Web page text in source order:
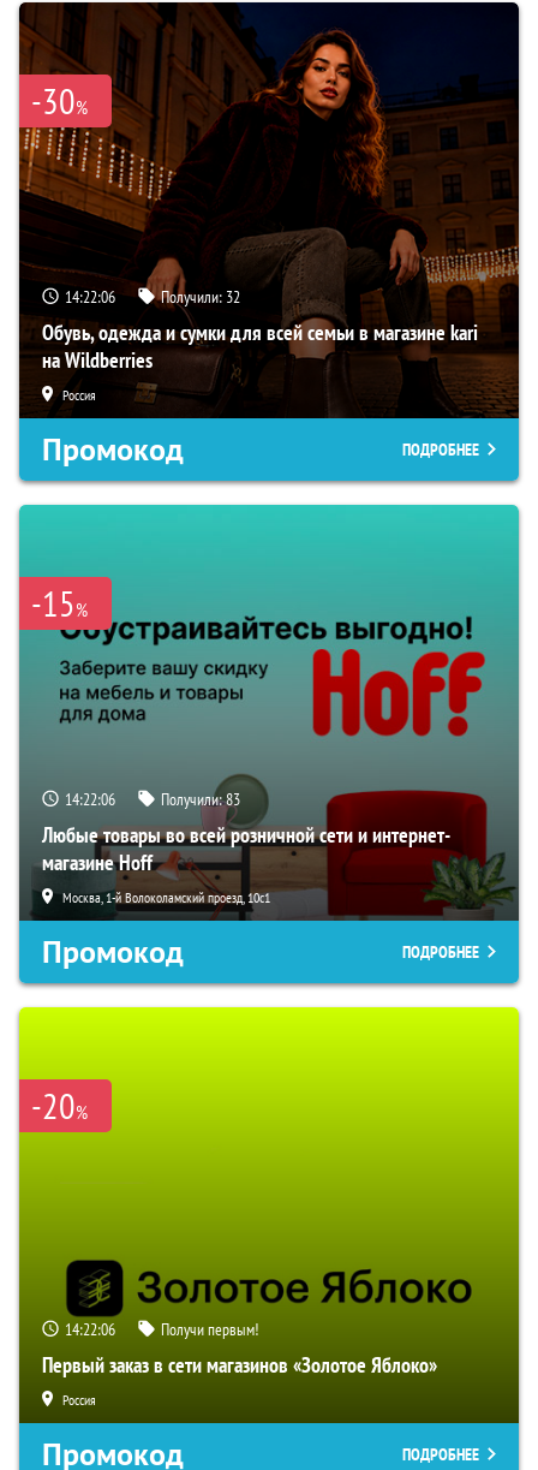
-30%
14:22:05 Получили: 32
Обувь, одежда и сумки для всей семьи в магазине kari
на Wildberries
Россия
Промокод ПОДРОБНЕЕ
-15%
14:22:05 Получили:83
Любые товары во всей розничной сети и интернет-
магазине Hoff
Москва, 1-й Волоколамский проезд, 10с1
Промокод ПОДРОБНЕЕ
-20%
14:22:05 Получи первым!
Первый заказ в сети магазинов «Золотое Яблоко»
Россия
Промокод ПОДРОБНЕЕ